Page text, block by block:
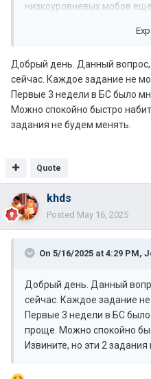
низкоуровневых мобов
Добрый день. Данный вопрос,
сейчас. Каждое задание не
Первые 3 недели в БС было
Можно спокойно быстро
задания не будем менять.
Quote
khds
Posted May 16, 2025
On 5/16/2025 at 4:29 PM,
Добрый день. Данный
сейчас. Каждое задание
Первые 3 недели в БС
проще. Можно спокойно
Извините, но эти 2